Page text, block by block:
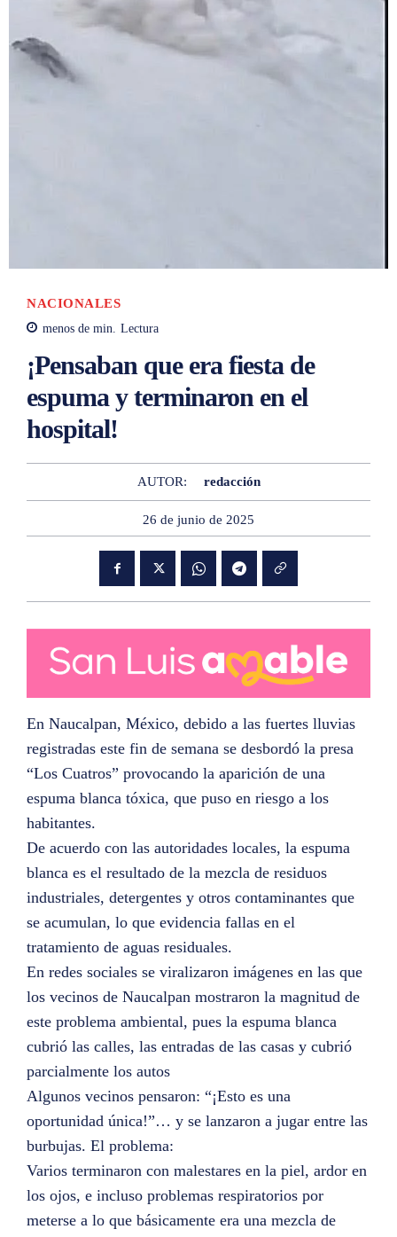
NACIONALES
menos de min. Lectura
¡Pensaban que era fiesta de
espuma y terminaron en el
hospital!
AUTOR: redacción
26 de junio de 2025
En Naucalpan, México, debido a las fuertes lluvias
registradas este fin de semana se desbordó la presa
“Los Cuatros” provocando la aparición de una
espuma blanca tóxica, que puso en riesgo a los
habitantes.
De acuerdo con las autoridades locales, la espuma
blanca es el resultado de la mezcla de residuos
industriales, detergentes y otros contaminantes que
se acumulan, lo que evidencia fallas en el
tratamiento de aguas residuales.
En redes sociales se viralizaron imágenes en las que
los vecinos de Naucalpan mostraron la magnitud de
este problema ambiental, pues la espuma blanca
cubrió las calles, las entradas de las casas y cubrió
parcialmente los autos
Algunos vecinos pensaron: “¡Esto es una
oportunidad única!”… y se lanzaron a jugar entre las
burbujas. El problema:
Varios terminaron con malestares en la piel, ardor en
los ojos, e incluso problemas respiratorios por
meterse a lo que básicamente era una mezcla de